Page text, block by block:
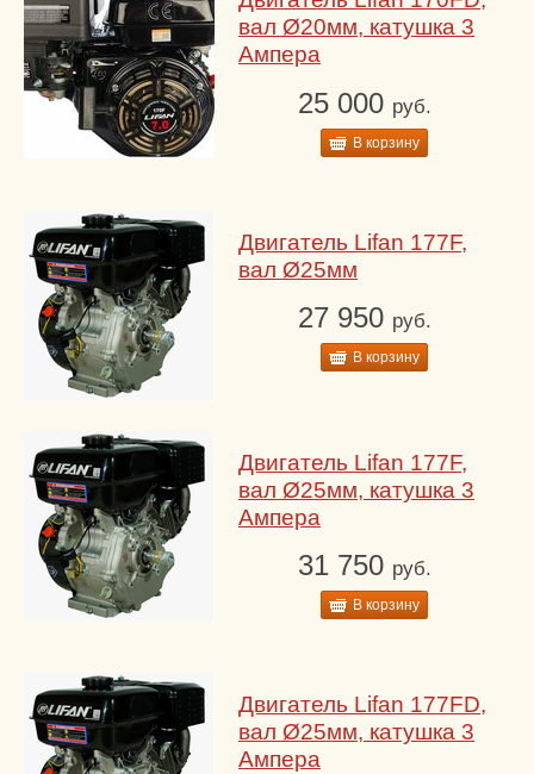
вал Ø20мм, катушка 3
Ампера
25 000 руб.
В корзину
Двигатель Lifan 177F,
вал Ø25мм
27 950 руб.
В корзину
Двигатель Lifan 177F,
вал Ø25мм, катушка 3
Ампера
31 750 руб.
В корзину
Двигатель Lifan 177FD,
вал Ø25мм, катушка 3
Ампера